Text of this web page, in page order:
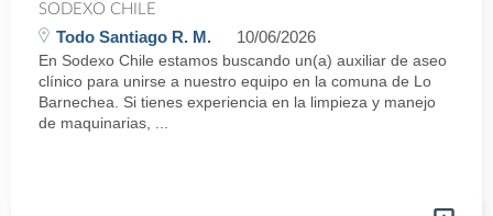
SODEXO CHILE
Todo Santiago R. M. 10/06/2026
En Sodexo Chile estamos buscando un(a) auxiliar de aseo
clínico para unirse a nuestro equipo en la comuna de Lo
Barnechea. Si tienes experiencia en la limpieza y manejo
de maquinarias, ...